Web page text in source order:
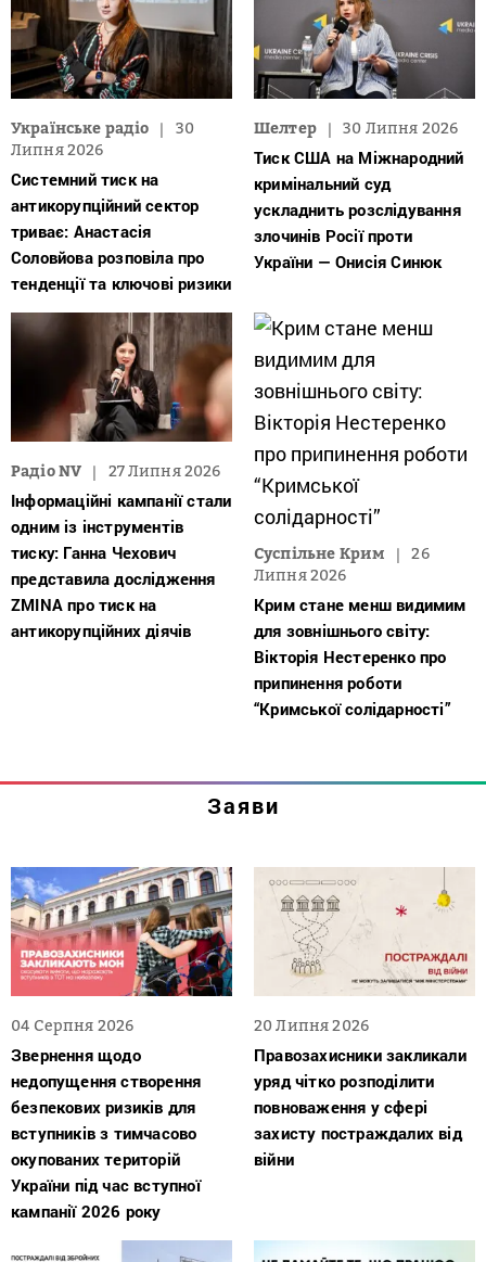
Українське радіо
30
Липня 2026
Системний тиск на
антикорупційний сектор
триває: Анастасія
Соловйова розповіла про
тенденції та ключові ризики
Шелтер 30 Липня 2026
Тиск США на Міжнародний
кримінальний суд
ускладнить розслідування
злочинів Росії проти
України — Онисія Синюк
Радіо NV 27 Липня 2026
Інформаційні кампанії стали
одним із інструментів
тиску: Ганна Чехович
представила дослідження
ZMINA про тиск на
антикорупційних діячів
Суспільне Крим
26
Липня 2026
Крим стане менш видимим
для зовнішнього світу:
Вікторія Нестеренко про
припинення роботи
“Кримської солідарності”
Заяви
04 Серпня 2026
Звернення щодо
недопущення створення
безпекових ризиків для
вступників з тимчасово
окупованих територій
України під час вступної
кампанії 2026 року
20 Липня 2026
Правозахисники закликали
уряд чітко розподілити
повноваження у сфері
захисту постраждалих від
війни